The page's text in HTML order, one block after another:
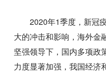
2020年1季度，新冠
大的冲击和影响，海外金
坚强领导下，国内多项政
力度显著加强，我国经济